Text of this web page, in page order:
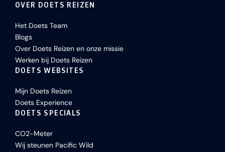
OVER DOETS REIZEN
Het Doets Team
Blogs
Over Doets Reizen en onze missie
Werken bij Doets Reizen
DOETS WEBSITES
Mijn Doets Reizen
Doets Experience
DOETS SPECIALS
CO2-Meter
Wij steunen Pacific Wild